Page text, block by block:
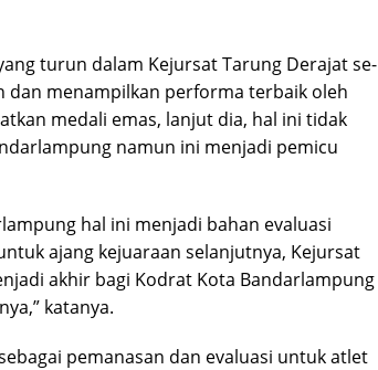
turun dalam Kejursat Tarung Derajat se-
menampilkan performa terbaik oleh
medali emas, lanjut dia, hal ini tidak
namun ini menjadi pemicu
hal ini menjadi bahan evaluasi
ajang kejuaraan selanjutnya, Kejursat
akhir bagi Kodrat Kota Bandarlampung
katanya.
pemanasan dan evaluasi untuk atlet